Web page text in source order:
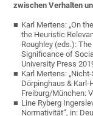
zwischen Verhalten
Karl Mertens: „On
the Heuristic
Roughley (eds.):
Significance of
University Press
Karl Mertens:
Dörpinghaus & Karl-
Freiburg/München:
Line Ryberg
Normativität“, in: